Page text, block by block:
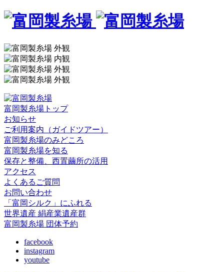
富岡製糸場トップ
お知らせ
ご利用案内（ガイドツアー）
富岡製糸場のみどころ
富岡製糸場を知る
保存と整備、西置繭所の活用
アクセス
よくあるご質問
お問い合わせ
「富岡シルク」にふれる
世界遺産 絹産業遺産群
富岡製糸場 団体予約
facebook
instagram
youtube